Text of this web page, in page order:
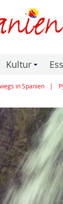
Kultur
in Spanien